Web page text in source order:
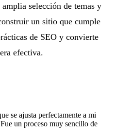
selección de temas y
un sitio que cumple
de SEO y convierte
efectiva.
se ajusta perfectamente a mi
un proceso muy sencillo de